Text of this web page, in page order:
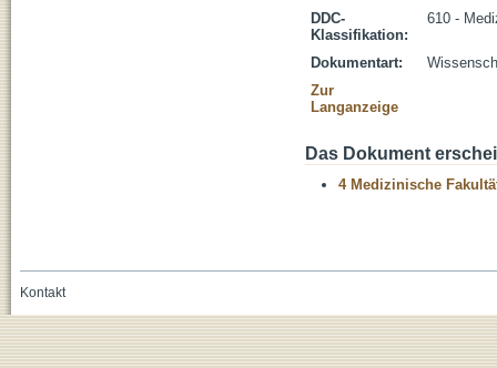
DDC-
Klassifikation:
610 -
Dokumentart:
Zur
Langanzeige
Das Dokument
4 Medizinische
Kontakt